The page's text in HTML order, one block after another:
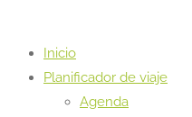
Inicio
Planificador de viaje
Agenda